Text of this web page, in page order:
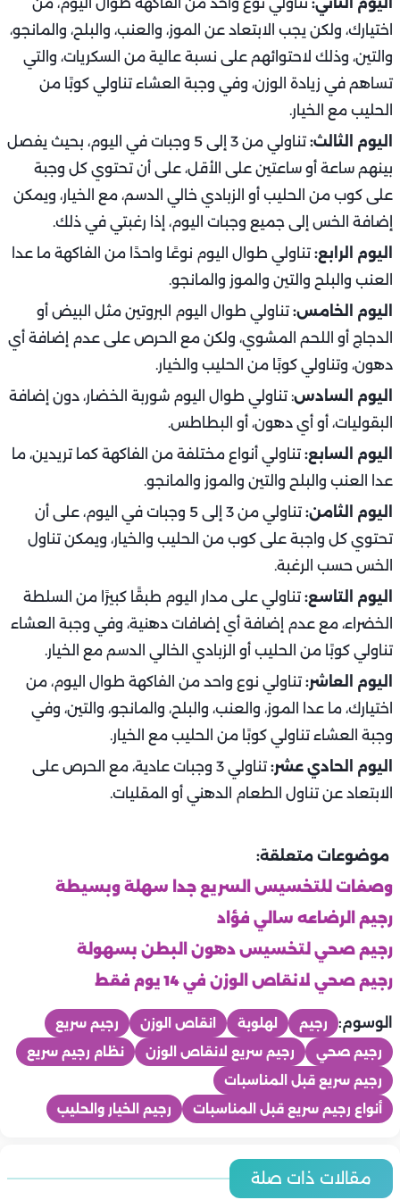
اختيارك، ولكن يجب الابتعاد عن الموز، والعنب، والبلح، والمانجو،
والتين، وذلك لاحتوائهم على نسبة عالية من السكريات، والتي
تساهم في زيادة الوزن، وفي وجبة العشاء تناولي كوبًا من
الحليب مع الخيار.
اليوم الثالث:
تناولي من 3 إلى 5 وجبات في اليوم، بحيث يفصل
بينهم ساعة أو ساعتين على الأقل، على أن تحتوي كل وجبة
على كوب من الحليب أو الزبادي خالي الدسم، مع الخيار، ويمكن
إضافة الخس إلى جميع وجبات اليوم، إذا رغبتي في ذلك.
اليوم الرابع: تناولي طوال اليوم نوعًا واحدًا من الفاكهة ما عدا
العنب والبلح والتين والموز والمانجو.
اليوم الخامس: تناولي طوال اليوم البروتين مثل البيض أو
الدجاج أو اللحم المشوي، ولكن مع الحرص على عدم إضافة أي
دهون، وتناولي كوبًا من الحليب والخيار.
اليوم السادس: تناولي طوال اليوم شوربة الخضار، دون إضافة
البقوليات، أو أي دهون، أو البطاطس.
اليوم السابع: تناولي أنواع مختلفة من الفاكهة كما تريدين، ما
عدا العنب والبلح والتين والموز والمانجو.
اليوم الثامن:
تناولي من 3 إلى 5 وجبات في اليوم، على أن
تحتوي كل واجبة على كوب من الحليب والخيار، ويمكن تناول
الخس حسب الرغبة.
اليوم التاسع: تناولي على مدار اليوم طبقًا كبيرًا من السلطة
الخضراء، مع عدم إضافة أي إضافات دهنية، وفي وجبة العشاء
تناولي كوبًا من الحليب أو الزبادي الخالي الدسم مع الخيار.
اليوم العاشر: تناولي نوع واحد من الفاكهة طوال اليوم، من
اختيارك، ما عدا الموز، والعنب، والبلح، والمانجو، والتين، وفي
وجبة العشاء تناولي كوبًا من الحليب مع الخيار.
اليوم الحادي عشر:
تناولي 3 وجبات عادية، مع الحرص على
الابتعاد عن تناول الطعام الدهني أو المقليات.
موضوعات متعلقة:
وصفات للتخسيس السريع جدا سهلة وبسيطة
رجيم الرضاعه سالي فؤاد
رجيم صحي لتخسيس دهون البطن بسهولة
رجيم صحي لانقاص الوزن في 14 يوم فقط
الوسوم: رجيم لهلوبة انقاص الوزن
رجيم سريع
رجيم صحي
رجيم سريع لانقاص الوزن
نظام رجيم سريع
رجيم سريع قبل المناسبات
أنواع رجيم سريع قبل المناسبات
رجيم الخيار والحليب
مقالات ذات صلة
تمارين حرق دهون للمبتدئين.. دليل شامل لخسارة الوزن بطريقة آمنة
تخسيس ورجيم
تحدي 7 أيام لحرق الدهون.. خطة سريعة لاستعادة النشاط وخسارةتخسيس ورجيم
تخسيس ورجيم